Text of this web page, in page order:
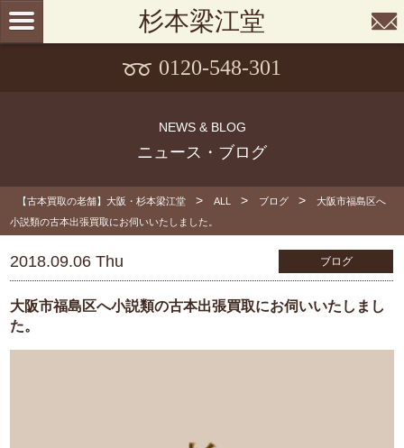
杉本梁江堂
0120-548-301
NEWS & BLOG
ニュース・ブログ
【古本買取の老舗】大阪・杉本梁江堂 > ALL > ブログ >
大阪市福島区へ
小説類の古本出張買取にお伺いいたしました。
2018.09.06 Thu ブログ
大阪市福島区へ小説類の古本出張買取にお伺いいたしまし
た。